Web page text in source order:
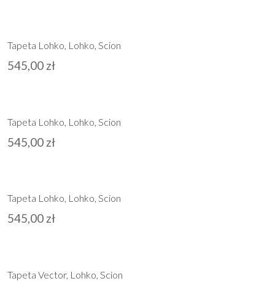
Tapeta Lohko, Lohko, Scion
545,00 zł
Tapeta Lohko, Lohko, Scion
545,00 zł
Tapeta Lohko, Lohko, Scion
545,00 zł
Tapeta Vector, Lohko, Scion